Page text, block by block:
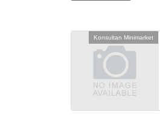
Konsultan Minimarket